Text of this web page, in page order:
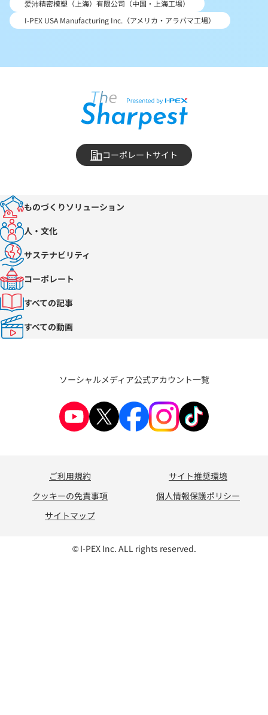
爱沛精密模塑（上海）有限公司（中国・上海工場）
I-PEX USA Manufacturing Inc.（アメリカ・アラバマ工場）
コーポレートサイト
ものづくりソリューション
人・文化
サステナビリティ
コーポレート
すべての記事
すべての動画
ソーシャルメディア公式アカウント一覧
ご利用規約
サイト推奨環境
クッキーの免責事項
個人情報保護ポリシー
サイトマップ
© I-PEX Inc. ALL rights reserved.